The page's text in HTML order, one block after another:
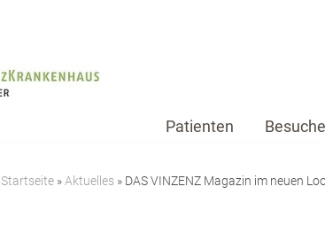
Patienten
Startseite » Aktuelles » DAS VINZENZ Magazin im neuen